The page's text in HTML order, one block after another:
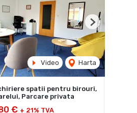
Video Harta
Next
spatii pentru birouri,
Parcare privata
€ + 21% TVA